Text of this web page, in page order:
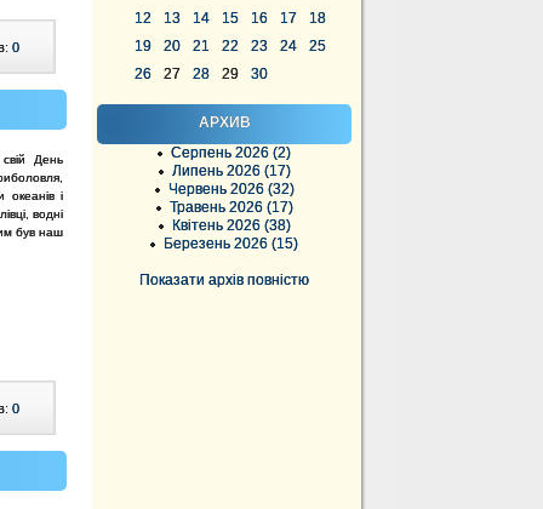
12
13 14 15 16 17
18
19
20 21 22 23 24
25
26
27 28 29 30
АРХИВ
Серпень 2026 (2)
Липень 2026 (17)
Червень 2026 (32)
Травень 2026 (17)
Квітень 2026 (38)
Березень 2026 (15)
Показати архів повністю
0
День
океанів і
водні
був наш
0